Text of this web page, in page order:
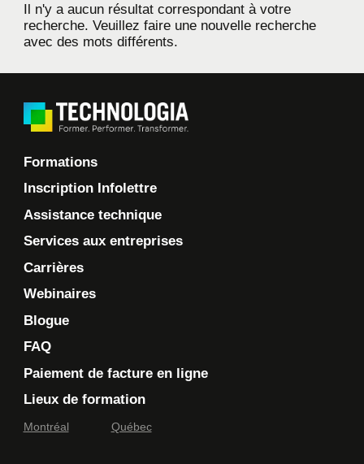
Il n'y a aucun résultat correspondant à votre
recherche. Veuillez faire une nouvelle recherche
avec des mots différents.
Formations
Inscription Infolettre
Assistance technique
Services aux entreprises
Carrières
Webinaires
Blogue
FAQ
Paiement de facture en ligne
Lieux de formation
Montréal Québec